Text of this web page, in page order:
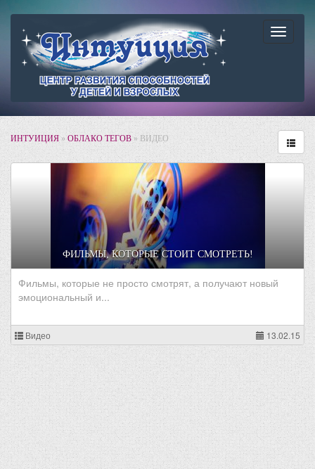
ИНТУИЦИЯ»ОБЛАКО ТЕГОВ» ВИДЕО
ФИЛЬМЫ, КОТОРЫЕ СТОИТ СМОТРЕТЬ!
Фильмы, которые не просто смотрят, а получают новый
эмоциональный и...
Видео 13.02.15